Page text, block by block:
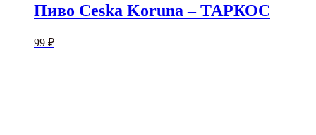
Пиво Ceska Koruna – ТАРКОС
99 ₽